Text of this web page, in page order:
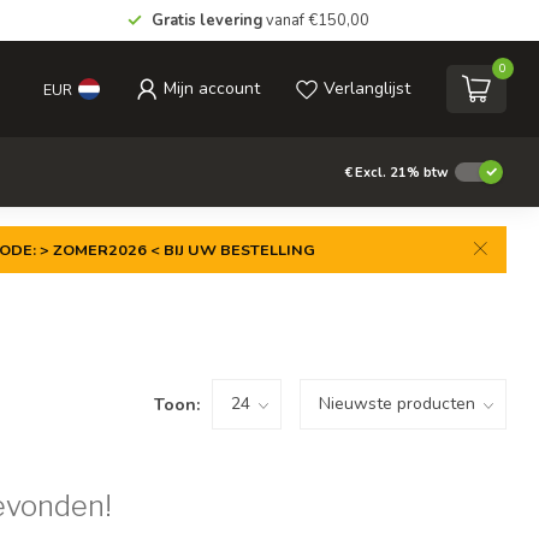
Gratis leveringvanaf €150,00
EUR Mijn account Verlanglijst
0
€Excl. 21% btw
> ZOMER2026 < BIJ UW BESTELLING
Toon: